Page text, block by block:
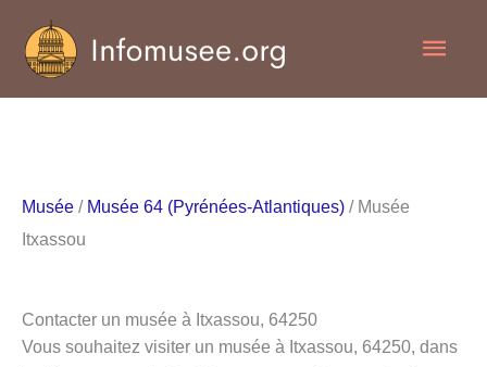
contenu
Musée / Musée 64 (Pyrénées-Atlantiques) / Musée
Itxassou
Contacter un musée à Itxassou, 64250
Vous souhaitez visiter un musée à Itxassou, 64250, dans